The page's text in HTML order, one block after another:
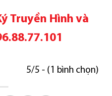
Truyền Hình và
5/5 - (1 bình chọn)